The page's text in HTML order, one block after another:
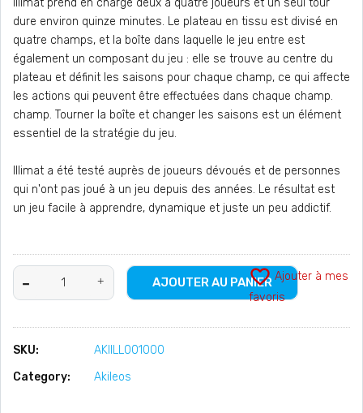
Illimat prend en charge deux à quatre joueurs et un seul tour
dure environ quinze minutes. Le plateau en tissu est divisé en
quatre champs, et la boîte dans laquelle le jeu entre est
également un composant du jeu : elle se trouve au centre du
plateau et définit les saisons pour chaque champ, ce qui affecte
les actions qui peuvent être effectuées dans chaque champ.
champ. Tourner la boîte et changer les saisons est un élément
essentiel de la stratégie du jeu.
Illimat a été testé auprès de joueurs dévoués et de personnes
qui n'ont pas joué à un jeu depuis des années. Le résultat est
un jeu facile à apprendre, dynamique et juste un peu addictif.
AJOUTER AU PANIER
favorite_border Ajouter à mes
favoris
SKU:
AKIILL001000
Category:
Akileos